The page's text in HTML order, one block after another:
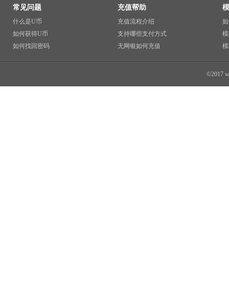
常见问题
什么是U币
如何获得U币
如何找回密码
充值帮助
充值流程介绍
支持哪些支付方式
无网银如何充值
©2017